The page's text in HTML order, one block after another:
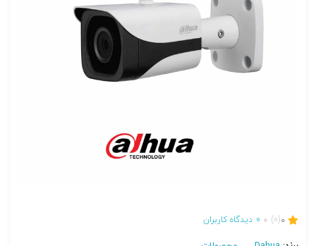
0
(0)
0 دیدگاه کاربران